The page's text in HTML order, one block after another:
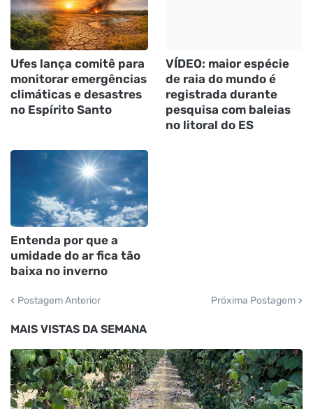
Ufes lança comitê para
monitorar emergências
climáticas e desastres
no Espírito Santo
VÍDEO: maior espécie
de raia do mundo é
registrada durante
pesquisa com baleias
no litoral do ES
Entenda por que a
umidade do ar fica tão
baixa no inverno
Postagem Anterior Próxima Postagem
MAIS VISTAS DA SEMANA